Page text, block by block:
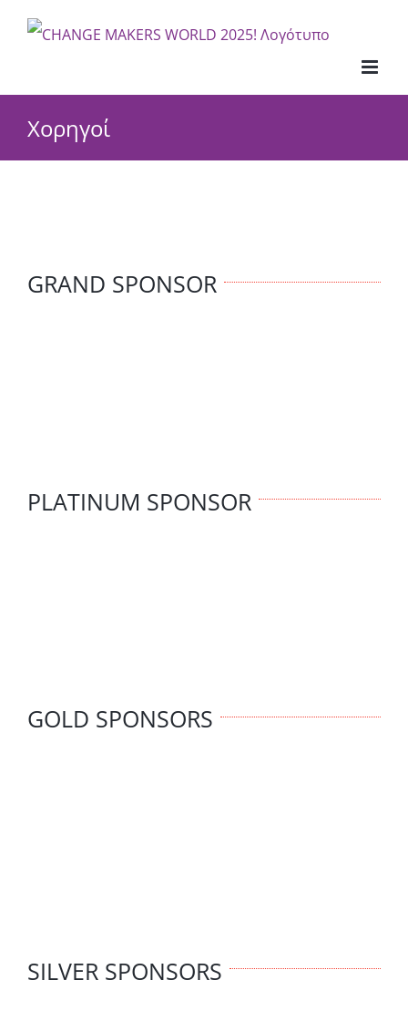
Μετάβαση
Χορηγοί
GRAND SPONSOR
PLATINUM SPONSOR
GOLD SPONSORS
SILVER SPONSORS